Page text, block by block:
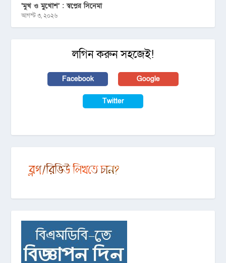
‘মুখ ও মু্খোশ’ : স্বপ্নের সিনেমা
আগস্ট ৩, ২০২৬
লগিন করুন সহজেই!
Facebook Google
Twitter